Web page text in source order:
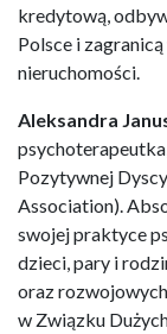
kredytową,
Polsce i
nieruchomości.
Aleksandra
Pozytywnej
Association).
swojej praktyce
dzieci, pary i
oraz
w Związku